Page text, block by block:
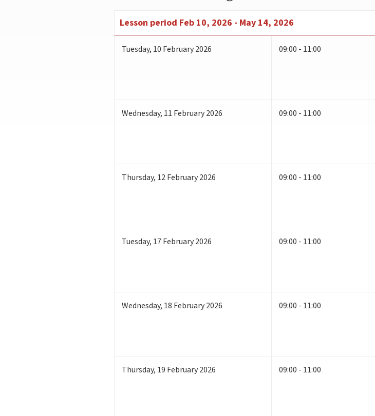
Lesson period Feb 10, 2026 - May 14, 2026
Tuesday, 10 February 2026 09:00 - 11:00
Wednesday, 11 February 2026 09:00 - 11:00
Thursday, 12February 2026 09:00 - 11:00
Tuesday, 17February 2026 09:00 - 11:00
Wednesday, 18 February 2026 09:00 - 11:00
Thursday, 19 February 2026 09:00 - 11:00